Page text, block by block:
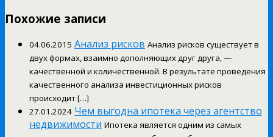
Похожие записи
04.06.2015 Анализ рисков Анализ рисков существует в
двух формах, взаимно дополняющих друг друга, —
качественной и количественной. В результате проведения
качественного анализа инвестиционных рисков
происходит […]
27.01.2024 Чем выгодна ипотека через агентство
недвижимости Ипотека является одним из самых